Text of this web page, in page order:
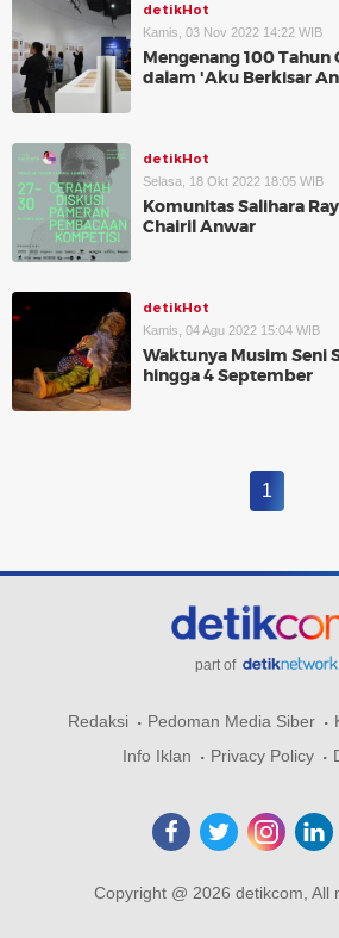
detikHot
Kamis, 03 Nov 2022 14:22 WIB
Mengenang 100
dalam 'Aku Berkisar
detikHot
Selasa, 18 Okt 2022 18:05 WIB
Komunitas Salihara
Chairil Anwar
detikHot
Kamis, 04 Agu 2022 15:04 WIB
Waktunya Musim Seni
hingga 4 September
1
part of
Redaksi Pedoman Media Siber
Info Iklan
Privacy Policy
Copyright @ 2026 detikcom, All